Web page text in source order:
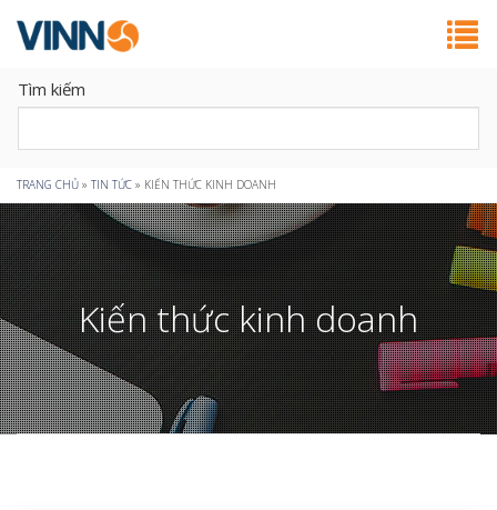
Tìm kiếm
Bạn
đang
ở
đây
TRANG CHỦ » TIN TỨC » KIẾN THỨC KINH DOANH
Kiến thức kinh doanh